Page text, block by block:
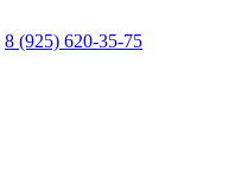
8 (925) 620-35-75